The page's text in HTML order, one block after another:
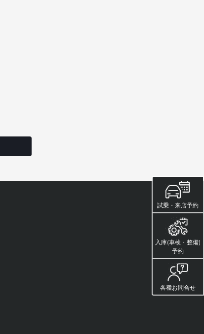
試乗・来店予約
入庫(車検・整備)
予約
各種お問合せ